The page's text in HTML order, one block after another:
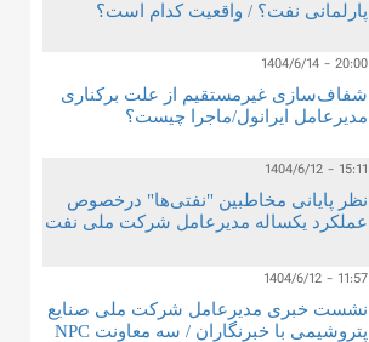
پارلمانی نفت؟ / واقعیت کدام است؟
1404/6/14 - 20:00
شفاف‌سازی غیرمستقیم از علت برکناری
مدیرعامل ایرانول/ماجرا چیست؟
1404/6/12 - 15:11
نظر پایانی مخاطبین "نفتی‌ها" درخصوص
عملکرد یکساله مدیرعامل شرکت ملی نفت
1404/6/12 - 11:57
نشست خبری مدیرعامل شرکت ملی صنایع
پتروشیمی با خبرنگاران / سه معاونت NPC